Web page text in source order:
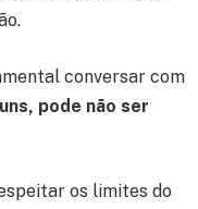
conversar com
pode não ser
os limites do